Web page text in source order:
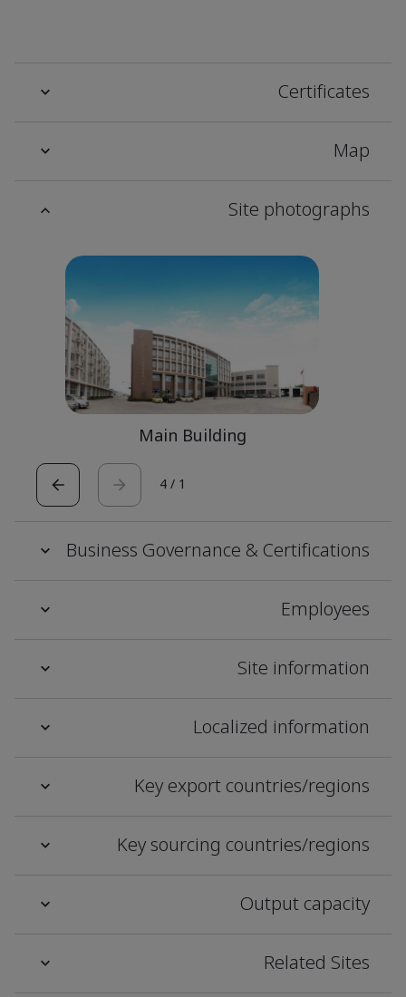
Certificates
Map
Site photographs
Main Building
1
/
4
Business Governance & Certifications
Employees
Site information
Localized information
Key export countries/regions
Key sourcing countries/regions
Output capacity
Related Sites